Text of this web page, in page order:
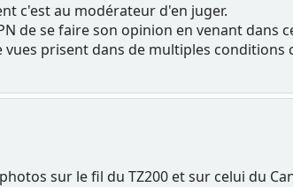
c'est au modérateur d'en juger.
de se faire son opinion en venant dans
prisent dans de multiples conditions
sur le fil du TZ200 et sur celui du